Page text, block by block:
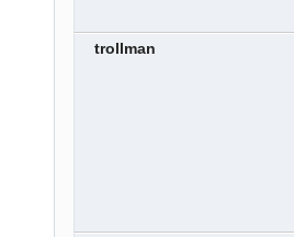
trollman